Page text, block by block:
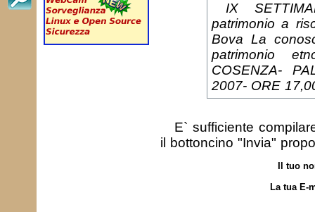
IX
patrimonio a
Bova La
patrimonio
COSENZA-
2007- ORE
E` sufficiente
il bottoncino "Invia"
Il tuo
La tua E-